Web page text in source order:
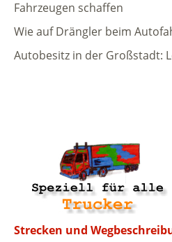
Fahrzeugen schaffen
Wie auf Drängler beim
Autobesitz in der Großstadt:
Strecken und